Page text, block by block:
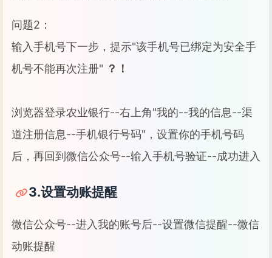
问题2：
输入手机号下一步，提示"该手机号已绑定为安全手
机号不能再次注册" ？！
浏览器登录农业银行--右上角"我的--我的信息--渠
道注册信息--手机银行号码"，设置你的手机号码
后，再回到微信公众号--输入手机号验证--成功进入
3.设置动账提醒
微信公众号--进入我的账号后--设置微信提醒--微信
动账提醒